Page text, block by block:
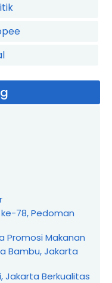
ke-78, Pedoman
Promosi Makanan
Bambu, Jakarta
Jakarta Berkualitas